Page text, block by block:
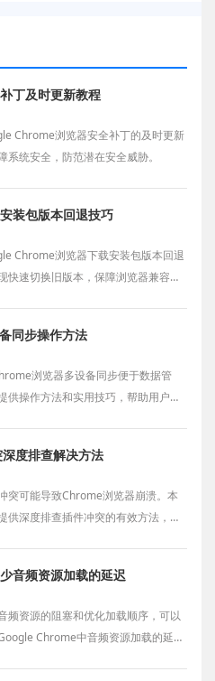
丁及时更新教程
Chrome浏览器安全补丁的及时更新
系统安全，防范潜在安全威胁。
装包版本回退技巧
Chrome浏览器下载安装包版本回退
快速切换旧版本，保障浏览器兼容性
同步操作方法
浏览器多设备同步便于数据管
供操作方法和实用技巧，帮助用户实
度排查解决方法
突可能导致Chrome浏览器崩溃。本
供深度排查插件冲突的有效方法，帮
音频资源加载的延迟
频资源的阻塞和优化加载顺序，可以
Chrome中音频资源加载的延